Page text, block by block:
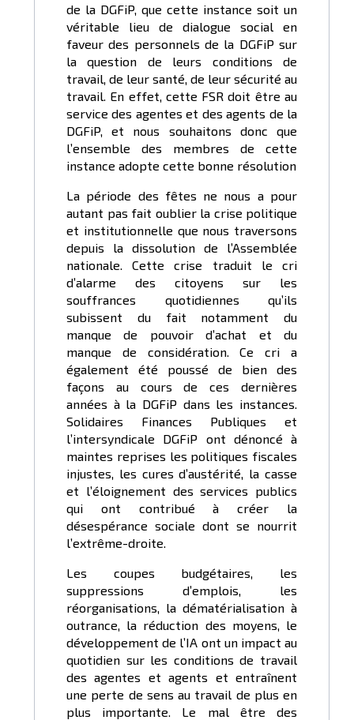
de la DGFiP, que cette instance soit un
véritable lieu de dialogue social en
faveur des personnels de la DGFiP sur
la question de leurs conditions de
travail, de leur santé, de leur sécurité au
travail. En effet, cette FSR doit être au
service des agentes et des agents de la
DGFiP, et nous souhaitons donc que
l’ensemble des membres de cette
instance adopte cette bonne résolution
La période des fêtes ne nous a pour
autant pas fait oublier la crise politique
et institutionnelle que nous traversons
depuis la dissolution de l’Assemblée
nationale. Cette crise traduit le cri
d’alarme des citoyens sur les
souffrances quotidiennes qu’ils
subissent du fait notamment du
manque de pouvoir d’achat et du
manque de considération. Ce cri a
également été poussé de bien des
façons au cours de ces dernières
années à la DGFiP dans les instances.
Solidaires Finances Publiques et
l’intersyndicale DGFiP ont dénoncé à
maintes reprises les politiques fiscales
injustes, les cures d’austérité, la casse
et l’éloignement des services publics
qui ont contribué à créer la
désespérance sociale dont se nourrit
l’extrême-droite.
Les coupes budgétaires, les
suppressions d’emplois, les
réorganisations, la dématérialisation à
outrance, la réduction des moyens, le
développement de l’IA ont un impact au
quotidien sur les conditions de travail
des agentes et agents et entraînent
une perte de sens au travail de plus en
plus importante. Le mal être des